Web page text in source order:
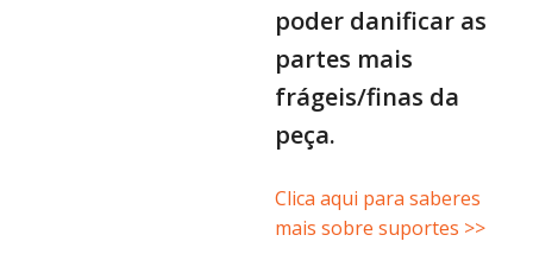
poder danificar as
partes mais
frágeis/finas da
peça.
Clica aqui para saberes
mais sobre suportes >>